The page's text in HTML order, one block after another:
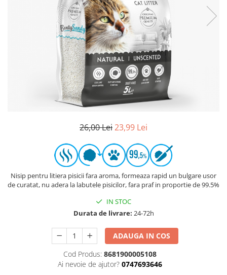
26,00 Lei23,99 Lei
Nisip pentru litiera pisicii fara aroma, formeaza rapid un bulgare usor
de curatat, nu adera la labutele pisicilor, fara praf in proportie de 99.5%
IN STOC
Durata de livrare: 24-72h
ADAUGA IN COS
Cod Produs: 8681900005108
Ai nevoie de ajutor? 0747693646